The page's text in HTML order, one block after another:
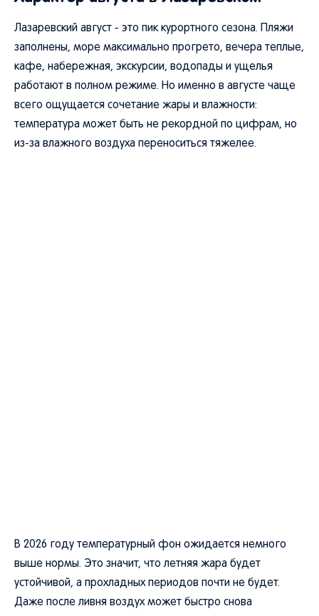
Лазаревский август - это пик курортного сезона. Пляжи
заполнены, море максимально прогрето, вечера теплые,
кафе, набережная, экскурсии, водопады и ущелья
работают в полном режиме. Но именно в августе чаще
всего ощущается сочетание жары и влажности:
температура может быть не рекордной по цифрам, но
из-за влажного воздуха переноситься тяжелее.
В 2026 году температурный фон ожидается немного
выше нормы. Это значит, что летняя жара будет
устойчивой, а прохладных периодов почти не будет.
Даже после ливня воздух может быстро снова